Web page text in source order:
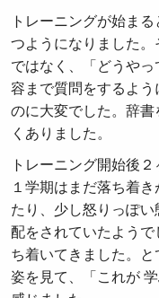
トレーニングが始ま
つようになりました
ではなく、「どうや
容まで質問をするよ
のに大変でした。辞
くありました。
トレーニング開始後
１学期はまだ落ち着
たり、少し怒りっぽ
配をされていたよう
ち着いてきました。
姿を見て、「これが